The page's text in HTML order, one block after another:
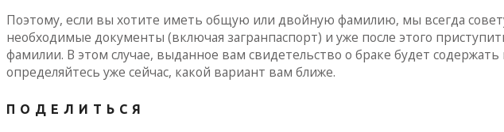
Поэтому, если вы хотите иметь общую или двойную фамилию, мы всегда
необходимые документы (включая загранпаспорт) и уже после этого
фамилии. В этом случае, выданное вам свидетельство о браке будет
определяйтесь уже сейчас, какой вариант вам ближе.
ПОДЕЛИТЬСЯ